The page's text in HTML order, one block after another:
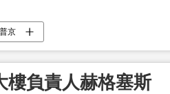
普京
樓負責人赫格塞斯